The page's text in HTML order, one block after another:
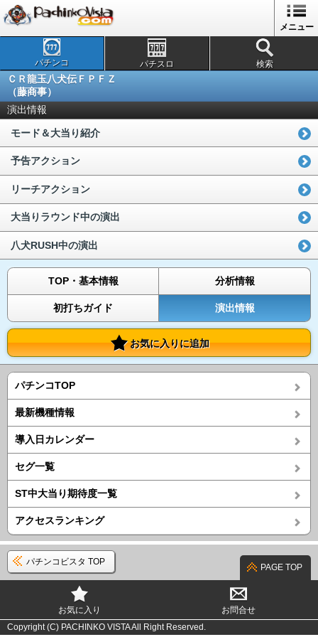
メニュー
パチンコ パチスロ 検索
ＣＲ龍玉八犬伝ＦＰＦＺ
（藤商事）
演出情報
モード＆大当り紹介
予告アクション
リーチアクション
大当りラウンド中の演出
八犬RUSH中の演出
TOP・基本情報 分析情報
初打ちガイド 演出情報
お気に入りに追加
パチンコTOP
最新機種情報
導入日カレンダー
セグ一覧
ST中大当り期待度一覧
アクセスランキング
パチンコビスタ TOP
PAGE TOP
お気に入り
お問合せ
Copyright (C) PACHINKO VISTA All Right Reserved.